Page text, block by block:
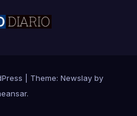
Theme: Newslay by
.